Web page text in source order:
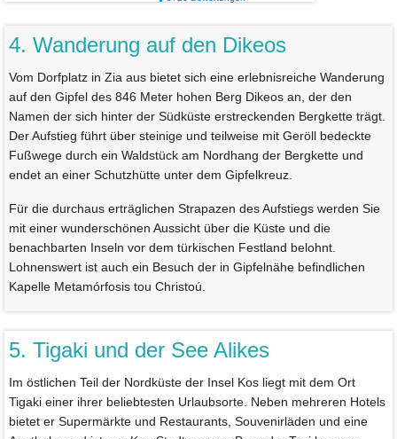
4. Wanderung auf den Dikeos
Vom Dorfplatz in Zia aus bietet sich eine erlebnisreiche Wanderung
auf den Gipfel des 846 Meter hohen Berg Dikeos an, der den
Namen der sich hinter der Südküste erstreckenden Bergkette trägt.
Der Aufstieg führt über steinige und teilweise mit Geröll bedeckte
Fußwege durch ein Waldstück am Nordhang der Bergkette und
endet an einer Schutzhütte unter dem Gipfelkreuz.
Für die durchaus erträglichen Strapazen des Aufstiegs werden Sie
mit einer wunderschönen Aussicht über die Küste und die
benachbarten Inseln vor dem türkischen Festland belohnt.
Lohnenswert ist auch ein Besuch der in Gipfelnähe befindlichen
Kapelle Metamórfosis tou Christoú.
5. Tigaki und der See Alikes
Im östlichen Teil der Nordküste der Insel Kos liegt mit dem Ort
Tigaki einer ihrer beliebtesten Urlaubsorte. Neben mehreren Hotels
bietet er Supermärkte und Restaurants, Souvenirläden und eine